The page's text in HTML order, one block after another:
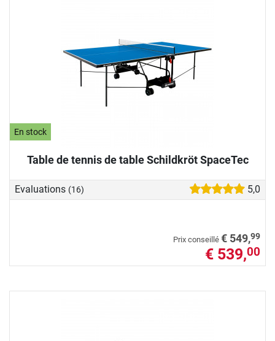
En stock
Table de tennis de table Schildkröt SpaceTec
Evaluations (16) 5,0
Prix conseillé € 549,99
€ 539,00